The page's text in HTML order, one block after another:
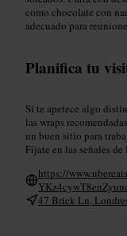
como chocolate con
adecuado para
Planifica tu
Si te apetece algo
las wraps
un buen sitio para
Fíjate en las señales
https://
47 Brick Ln,